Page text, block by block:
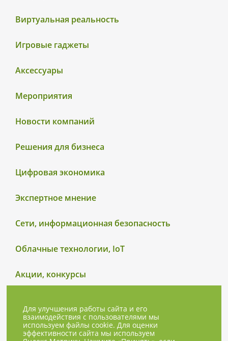
Виртуальная реальность
Игровые гаджеты
Аксессуары
Мероприятия
Новости компаний
Решения для бизнеса
Цифровая экономика
Экспертное мнение
Сети, информационная безопасность
Облачные технологии, IoT
Акции, конкурсы
Для улучшения работы сайта и его
взаимодействия с пользователями мы
используем файлы cookie. Для оценки
эффективности сайта мы используем